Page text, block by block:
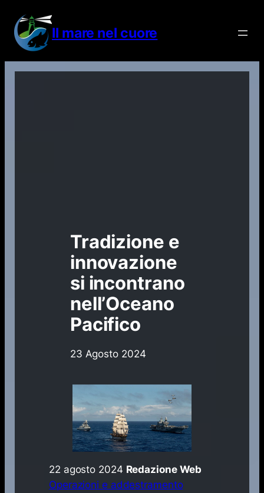
contenuto
Il mare nel cuore
Tradizione e
innovazione
si incontrano
nell’Oceano
Pacifico
23 Agosto 2024
22 agosto 2024 Redazione Web
Operazioni e addestramento